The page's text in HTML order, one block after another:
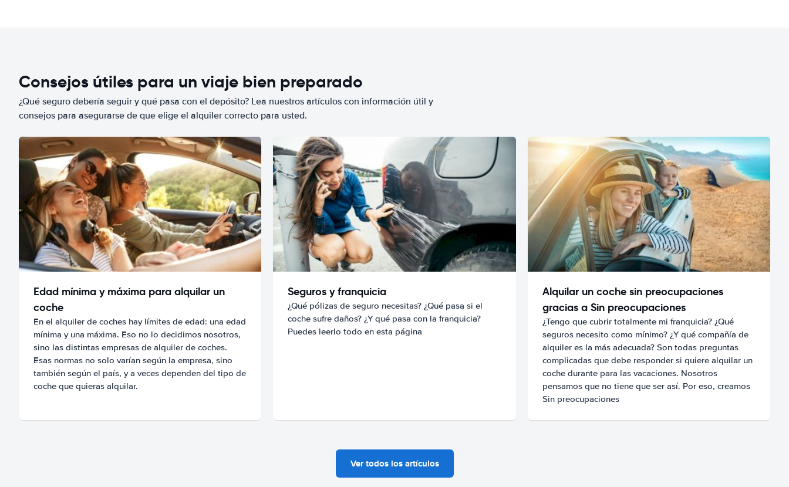
Consejos útiles para un viaje bien preparado
¿Qué seguro debería seguir y qué pasa con el depósito? Lea nuestros artículos con información útil y
consejos para asegurarse de que elige el alquiler correcto para usted.
Edad mínima y máxima para alquilar un
coche
En el alquiler de coches hay límites de edad: una edad
mínima y una máxima. Eso no lo decidimos nosotros,
sino las distintas empresas de alquiler de coches.
Esas normas no solo varían según la empresa, sino
también según el país, y a veces dependen del tipo de
coche que quieras alquilar.
Seguros y franquicia
¿Qué pólizas de seguro necesitas? ¿Qué pasa si el
coche sufre daños? ¿Y qué pasa con la franquicia?
Puedes leerlo todo en esta página
Alquilar un coche sin preocupaciones
gracias a Sin preocupaciones
¿Tengo que cubrir totalmente mi franquicia? ¿Qué
seguros necesito como mínimo? ¿Y qué compañía de
alquiler es la más adecuada? Son todas preguntas
complicadas que debe responder si quiere alquilar un
coche durante para las vacaciones. Nosotros
pensamos que no tiene que ser así. Por eso, creamos
Sin preocupaciones
Ver todos los artículos